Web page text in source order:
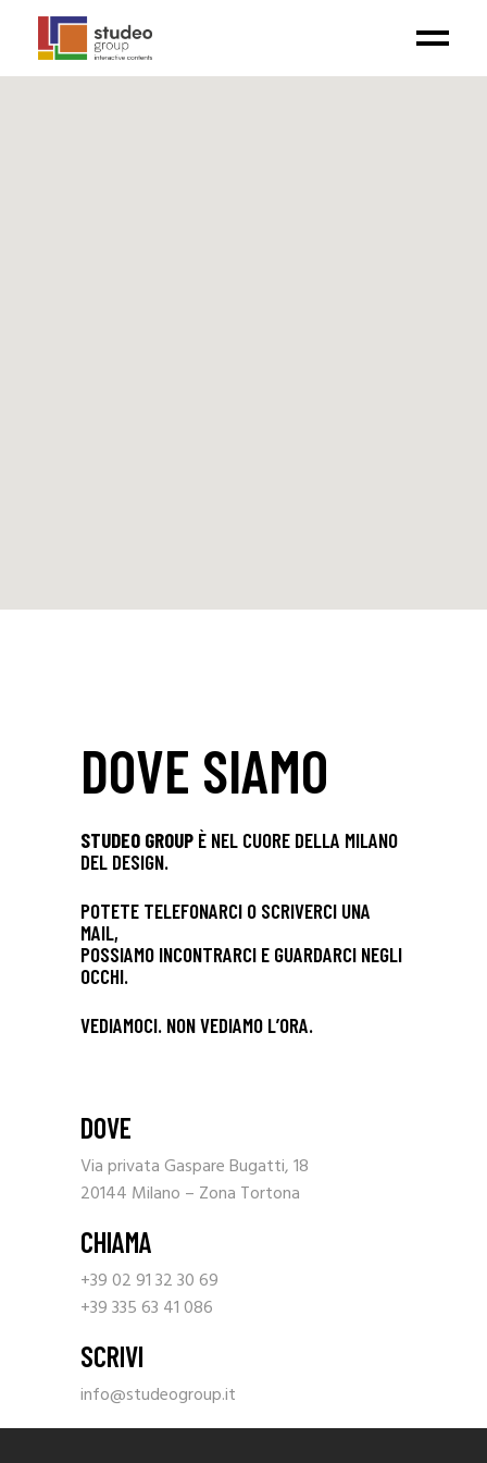
DOVE SIAMO
STUDEO GROUP È NEL CUORE DELLA MILANO
DEL DESIGN.
POTETE TELEFONARCI O SCRIVERCI UNA
MAIL,
POSSIAMO INCONTRARCI E GUARDARCI NEGLI
OCCHI.
VEDIAMOCI. NON VEDIAMO L’ORA.
DOVE
Via privata Gaspare Bugatti, 18
20144 Milano – Zona Tortona
CHIAMA
+39 02 91 32 30 69
+39 335 63 41 086
SCRIVI
info@studeogroup.it